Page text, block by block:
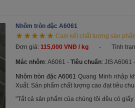
Nhôm tròn đặc A6061
Cam kết chất lượng sản
Đơn giá: 115,000 VNĐ / kg - Tình
Mác nhôm: A6061 - Tiêu chuẩn: JIS A6061 -
Nhôm tròn đặc A6061 Quang Minh nhập
Xuất. Sản phẩm chất lượng cao đạt tiêu
"Tất cả sản phẩm của chúng tôi đều có